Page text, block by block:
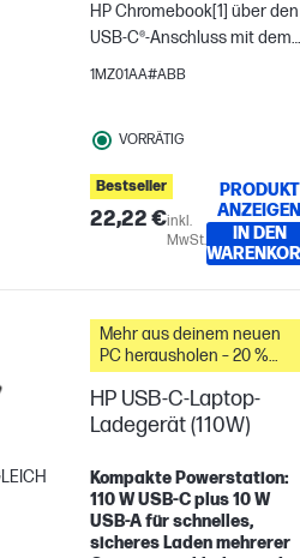
HP Chromebook[1] über den
USB-C®-Anschluss mit dem
HP 45W USB-C LC Power
1MZ01AA#ABB
VORRÄTIG
Bestseller
22,22 €inkl.
MwSt.
PRODUKT
ANZEIGEN
IN DEN
Vergleichen
Mehr aus deinem neuen
PC herausholen – 20 %
Rabatt auf Zubehör
HP USB-C-Laptop-
Ladegerät (110W)
Kompakte Powerstation:
110 W USB-C plus 10 W
USB-A für schnelles,
sicheres Laden mehrerer